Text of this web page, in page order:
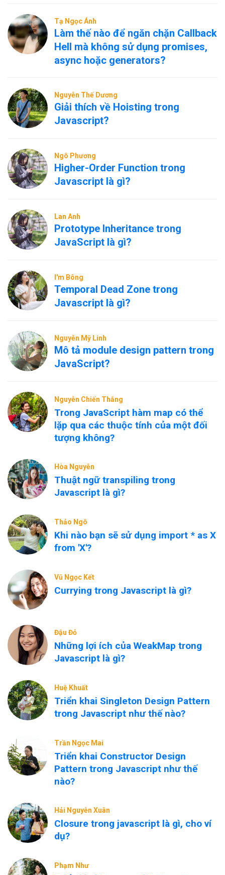
Tạ Ngọc Ánh
Làm thế nào để ngăn chặn Callback
Hell mà không sử dụng promises,
async hoặc generators?
Nguyễn Thế Dương
Giải thích về Hoisting trong
Javascript?
Ngô Phương
Higher-Order Function trong
Javascript là gì?
Lan Anh
Prototype Inheritance trong
JavaScript là gì?
I'm Bông
Temporal Dead Zone trong
Javascript là gì?
Nguyễn Mỹ Linh
Mô tả module design pattern trong
JavaScript?
Nguyễn Chiến Thắng
Trong JavaScript hàm map có thể
lặp qua các thuộc tính của một đối
tượng không?
Hòa Nguyễn
Thuật ngữ transpiling trong
Javascript là gì?
Thảo Ngô
Khi nào bạn sẽ sử dụng import * as X
from 'X'?
Vũ Ngọc Kết
Currying trong Javascript là gì?
Đậu Đỏ
Những lợi ích của WeakMap trong
Javascript là gì?
Huệ Khuất
Triển khai Singleton Design Pattern
trong Javascript như thế nào?
Trần Ngọc Mai
Triển khai Constructor Design
Pattern trong Javascript như thế
nào?
Hải Nguyễn Xuân
Closure trong javascript là gì, cho ví
dụ?
Phạm Như